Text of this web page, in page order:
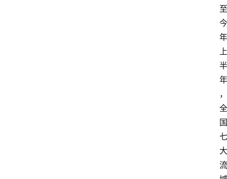
至
今
年
上
半
年
，
全
国
七
大
流